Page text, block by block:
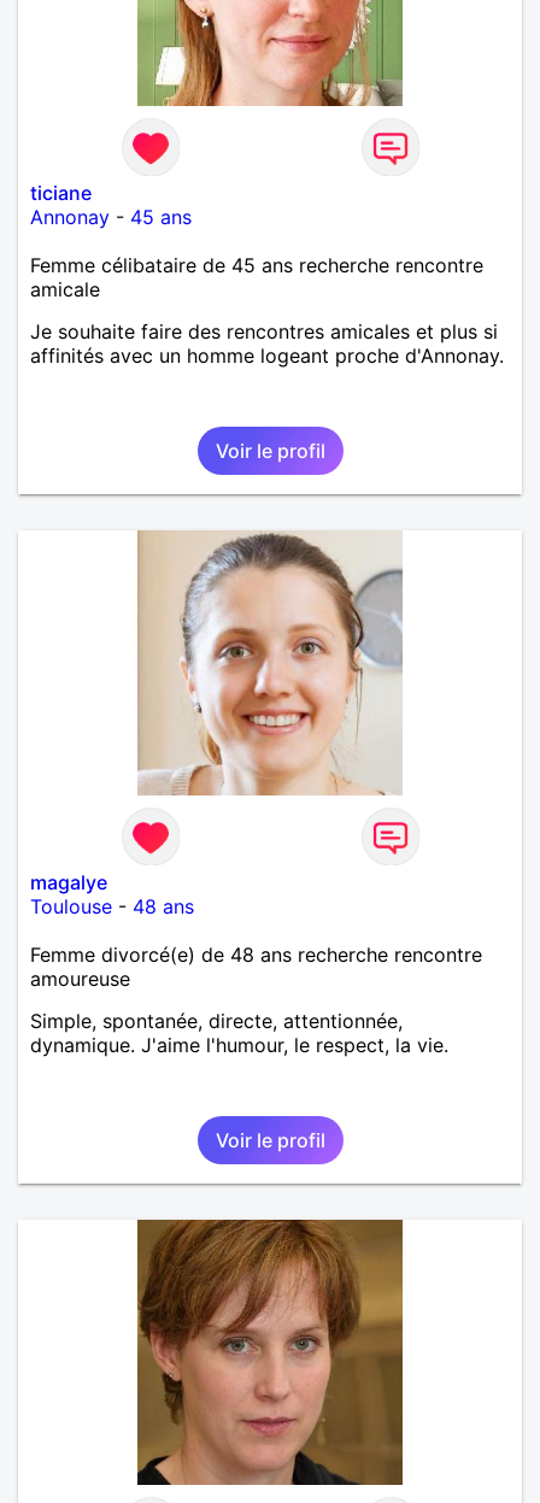
ticiane
Annonay - 45 ans
Femme célibataire de 45 ans recherche rencontre
amicale
Je souhaite faire des rencontres amicales et plus si
affinités avec un homme logeant proche d'Annonay.
Voir le profil
magalye
Toulouse - 48 ans
Femme divorcé(e) de 48 ans recherche rencontre
amoureuse
Simple, spontanée, directe, attentionnée,
dynamique. J'aime l'humour, le respect, la vie.
Voir le profil